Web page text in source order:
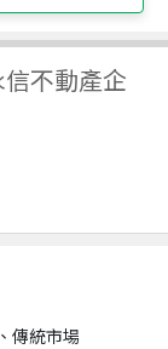
不動產企
傳統市場